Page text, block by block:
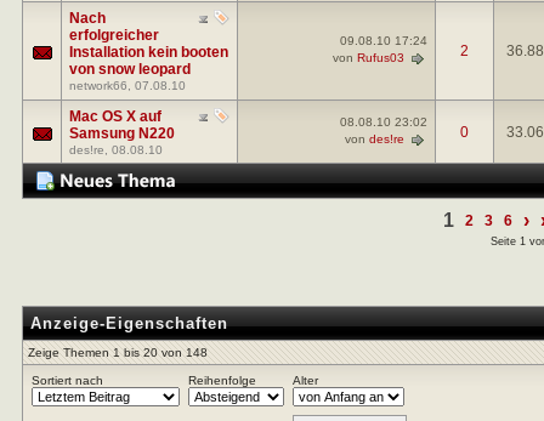
Nach
erfolgreicher
Installation kein booten
von snow leopard
network66 , 07.08.10
09.08.10 17:24
von Rufus03 2
Mac OS X auf
Samsung N220
des!re , 08.08.10
08.08.10 23:02
von des!re 0
1 2 3 6 ›
Seite 1
Anzeige-Eigenschaften
Zeige Themen 1 bis 20 von 148
Sortiert nach Reihenfolge Alter